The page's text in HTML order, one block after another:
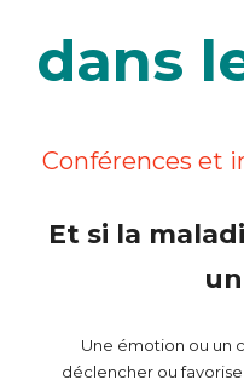
dans
Conférences et
Et si la
Une émotion ou un
déclencher ou